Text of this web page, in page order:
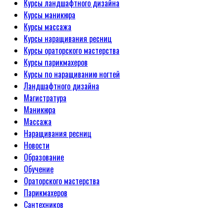
Курсы ландшафтного дизайна
Курсы маникюра
Курсы массажа
Курсы наращивания ресниц
Курсы ораторского мастерства
Курсы парикмахеров
Курсы по наращиванию ногтей
Ландшафтного дизайна
Магистратура
Маникюра
Массажа
Наращивания ресниц
Новости
Образование
Обучение
Ораторского мастерства
Парикмахеров
Сантехников